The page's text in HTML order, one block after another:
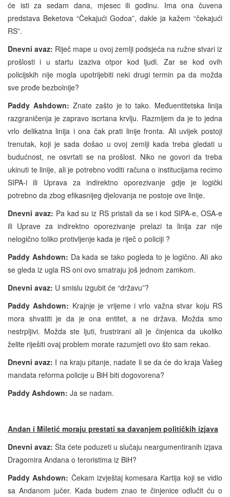
će isti za sedam dana, mjesec ili godinu. Ima ona čuvena
predstava Beketova “Čekajući Godoa”, dakle ja kažem “čekajući
RS”.
Dnevni avaz: Riječ mape u ovoj zemlji podsjeća na ružne stvari iz
prošlosti i u startu izaziva otpor kod ljudi. Zar se kod ovih
policijskih nije mogla upotrijebiti neki drugi termin pa da možda
sve prođe bezbolnije?
Paddy Ashdown: Znate zašto je to tako. Međuentitetska linija
razgraničenja je zapravo iscrtana krvlju. Razmijem da je to jedna
vrlo delikatna linija i ona čak prati linije fronta. Ali uvijek postoji
trenutak, koji je sada došao u ovoj zemlji kada treba gledati u
budućnost, ne osvrtati se na prošlost. Niko ne govori da treba
ukinuti te linije, ali je potrebno voditi računa o institucijama recimo
SIPA-i ili Uprava za indirektno oporezivanje gdje je logički
potrebno da zbog efikasnijeg djelovanja ne postoje ove linije.
Dnevni avaz: Pa kad su iz RS pristali da se i kod SIPA-e, OSA-e
ili Uprave za indirektno oporezivanje prelazi ta linija zar nije
nelogično toliko protivljenje kada je riječ o policiji ?
Paddy Ashdown: Da kada se tako pogleda to je logično. Ali ako
se gleda iz ugla RS oni ovo smatraju još jednom zamkom.
Dnevni avaz: U smislu izgubit će “državu”?
Paddy Ashdown: Krajnje je vrijeme i vrlo važna stvar koju RS
mora shvatiti je da je ona entitet, a ne država. Možda smo
nestrpljivi. Možda ste ljuti, frustrirani ali je činjenica da ukoliko
želite riješiti ovaj problem morate razumjeti ovo što sam rekao.
Dnevni avaz: I na kraju pitanje, nadate li se da će do kraja Vašeg
mandata reforma policije u BiH biti dogovorena?
Paddy Ashdown: Ja se nadam.
Andan i Miletić moraju prestati sa davanjem političkih izjava
Dnevni avaz: Šta ćete poduzeti u slučaju neargumentiranih izjava
Dragomira Andana o teroristima iz BiH?
Paddy Ashdown: Čekam izvještaj komesara Kartija koji se vidio
sa Andanom jučer. Kada budem znao te činjenice odlučit ću o